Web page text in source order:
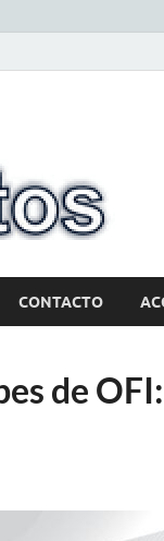
CONTACTO
de